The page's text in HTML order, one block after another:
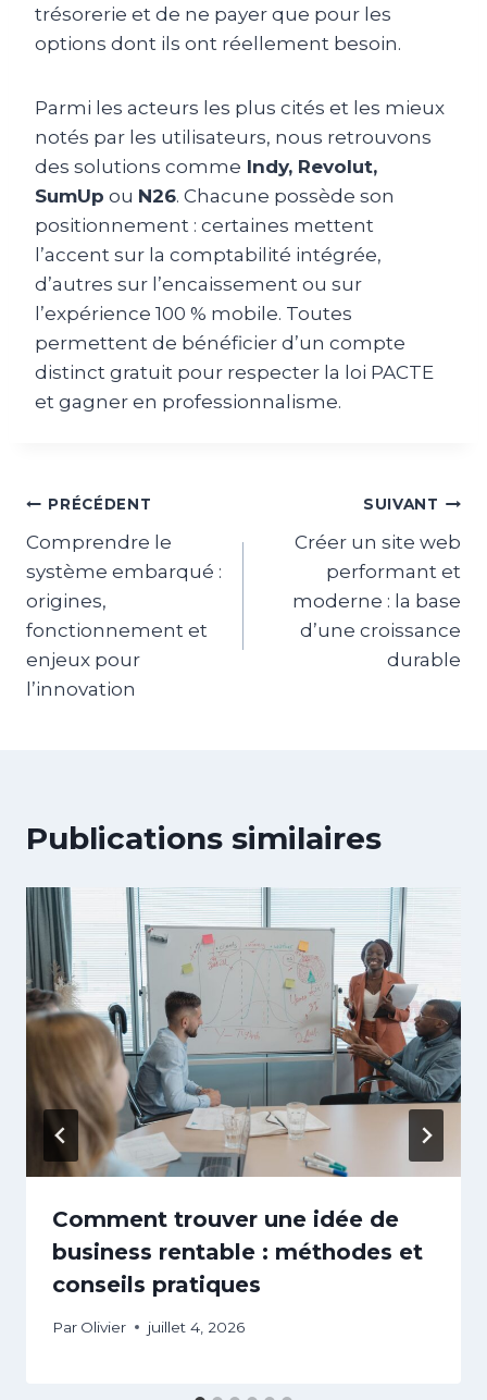
trésorerie et de ne payer que pour les
options dont ils ont réellement besoin.
Parmi les acteurs les plus cités et les mieux
notés par les utilisateurs, nous retrouvons
des solutions comme Indy, Revolut,
SumUp ou N26. Chacune possède son
positionnement : certaines mettent
l’accent sur la comptabilité intégrée,
d’autres sur l’encaissement ou sur
l’expérience 100 % mobile. Toutes
permettent de bénéficier d’un compte
distinct gratuit pour respecter la loi PACTE
et gagner en professionnalisme.
Navigation
de
l’article
PRÉCÉDENT
Comprendre le
système embarqué :
origines,
fonctionnement et
enjeux pour
l’innovation
SUIVANT
Créer un site web
performant et
moderne : la base
d’une croissance
durable
Publications similaires
Comment trouver une idée de
business rentable : méthodes et
conseils pratiques
Par Olivier juillet 4, 2026